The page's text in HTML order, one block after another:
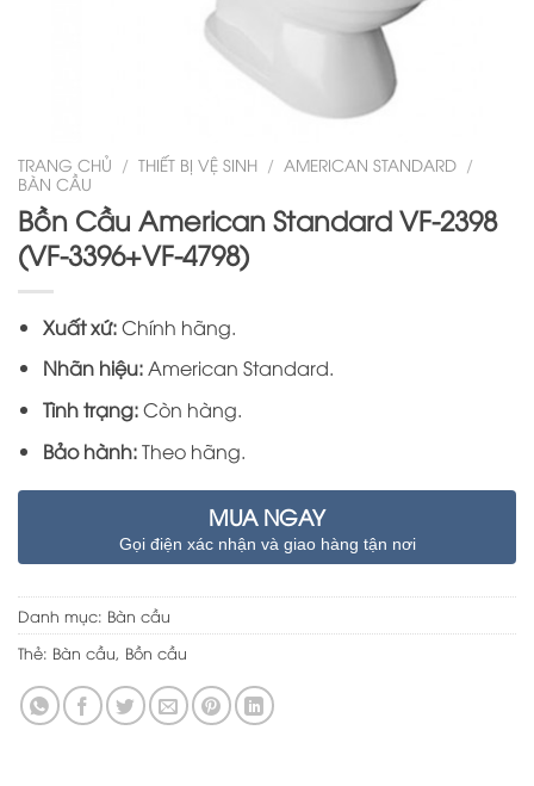
TRANG CHỦ / THIẾT BỊ VỆ SINH / AMERICAN STANDARD /
BÀN CẦU
Bồn Cầu American Standard VF-2398
(VF-3396+VF-4798)
Xuất xứ:Chính hãng.
Nhãn hiệu:American Standard.
Tình trạng:Còn hàng.
Bảo hành:Theo hãng.
MUA NGAY
Gọi điện xác nhận và giao hàng tận nơi
Danh mục: Bàn cầu
Thẻ: Bàn cầu, Bồn cầu